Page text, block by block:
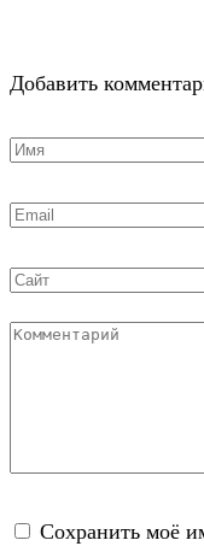
Добавить
Имя
Email
Сайт
Комментарий
Сохранить моё